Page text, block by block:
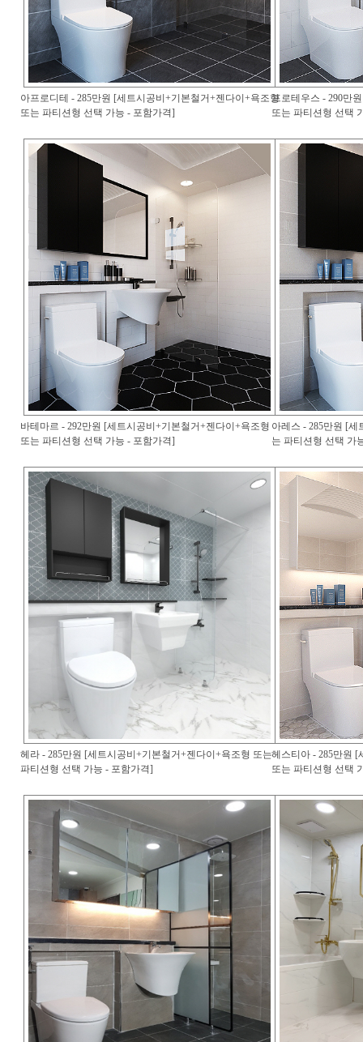
아프로디테 - 285만원 [세트시공비+기본철거+젠다이+욕조형
또는 파티션형 선택 가능 - 포함가격]
프로테우스 - 290만
또는 파티션형 선택
바테마르 - 292만원 [세트시공비+기본철거+젠다이+욕조형
또는 파티션형 선택 가능 - 포함가격]
아레스 - 285만원 [
는 파티션형 선택 가
헤라 - 285만원 [세트시공비+기본철거+젠다이+욕조형 또는
파티션형 선택 가능 - 포함가격]
헤스티아 - 285만원 [
또는 파티션형 선택